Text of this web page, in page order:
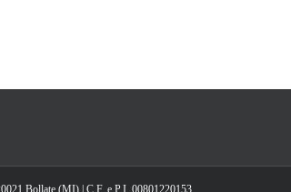
Bollate (MI) | C.F. e P.I. 00801220153